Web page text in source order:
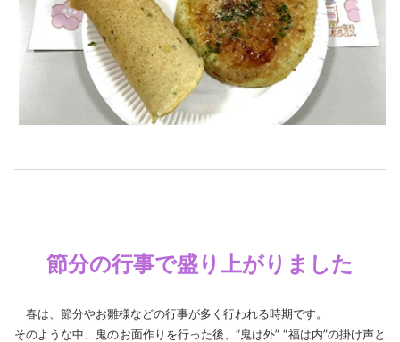
節分の行事で盛り上がりました
春は、節分やお雛様などの行事が多く行われる時期です。
そのような中、鬼のお面作りを行った後、“鬼は外” “福は内”の掛け声と